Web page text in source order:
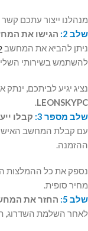
מנהלנו ייצור עתכם קשר
שלב 2:
הגישו את
ניתן להביא את המחשב
להשתמש בשירותי
נציג יגיע לביתכם,
LEONSKYPC
.
שלב מספר 3:
קבלו
עם קבלת המחשב האישי
ההזמנה.
נספק את כל ההמלצות
מחיר סופית.
שלב 5:
החזר את
לאחר השלמת השדרוג,